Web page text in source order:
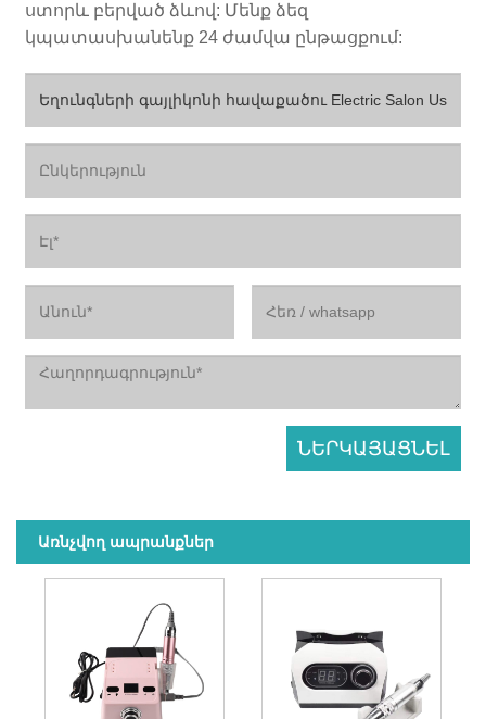
ստորև բերված ձևով: Մենք ձեզ
կպատասխանենք 24 ժամվա ընթացքում:
Առնչվող ապրանքներ